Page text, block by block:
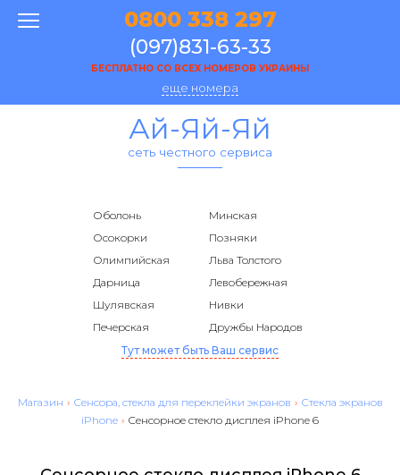
0800 338 297
(097)831-63-33
БЕСПЛАТНО СО ВСЕХ НОМЕРОВ УКРАИНЫ
еще номера
Ай-Яй-Яй
сеть честного сервиса
Оболонь
Минская
Осокорки
Позняки
Олимпийская
Льва Толстого
Дарница
Левобережная
Шулявская
Нивки
Печерская
Дружбы Народов
Тут может быть Ваш сервис
Магазин › Сенсора, стекла для переклейки экранов › Стекла экранов
iPhone › Сенсорное стекло дисплея iPhone 6